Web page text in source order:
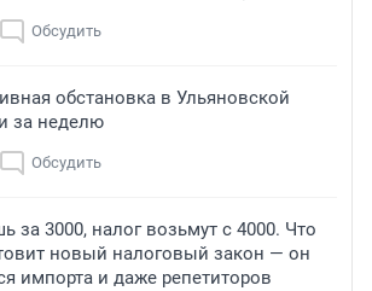
Обсудить
обстановка в Ульяновской
за неделю
Обсудить
за 3000, налог возьмут с 4000. Что
новый налоговый закон — он
импорта и даже репетиторов